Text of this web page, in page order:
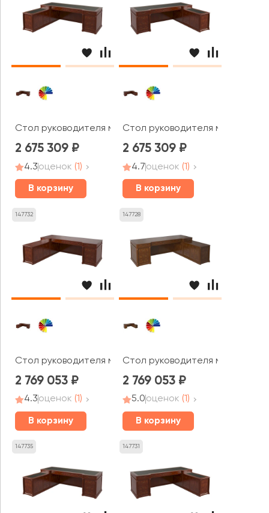
Стол руководителя матовый, кожа, левый
2 675 309
4.3оценок (1)
В корзину
Стол руководителя матовый,
2 675 309
4.7оценок (1)
В корзину
147732
Стол руководителя матовый, левый 2500х1900х780
2 769 053
4.3оценок (1)
В корзину
147728
Стол руководителя матовый,
2 769 053
5.0оценок (1)
В корзину
147735 147731